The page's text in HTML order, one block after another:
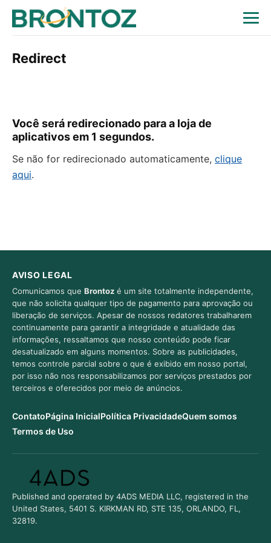
Redirect
Você será redirecionado para a loja de
aplicativos em 1 segundos.
Se não for redirecionado automaticamente, clique
aqui.
AVISO LEGAL
Comunicamos que Brontoz é um site totalmente independente,
que não solicita qualquer tipo de pagamento para aprovação ou
liberação de serviços. Apesar de nossos redatores trabalharem
continuamente para garantir a integridade e atualidade das
informações, ressaltamos que nosso conteúdo pode ficar
desatualizado em alguns momentos. Sobre as publicidades,
temos controle parcial sobre o que é exibido em nosso portal,
por isso não nos responsabilizamos por serviços prestados por
terceiros e oferecidos por meio de anúncios.
ContatoPágina InicialPolítica PrivacidadeQuem somos
Termos de Uso
Published and operated by 4ADS MEDIA LLC, registered in the
United States, 5401 S. KIRKMAN RD, STE 135, ORLANDO, FL,
32819.